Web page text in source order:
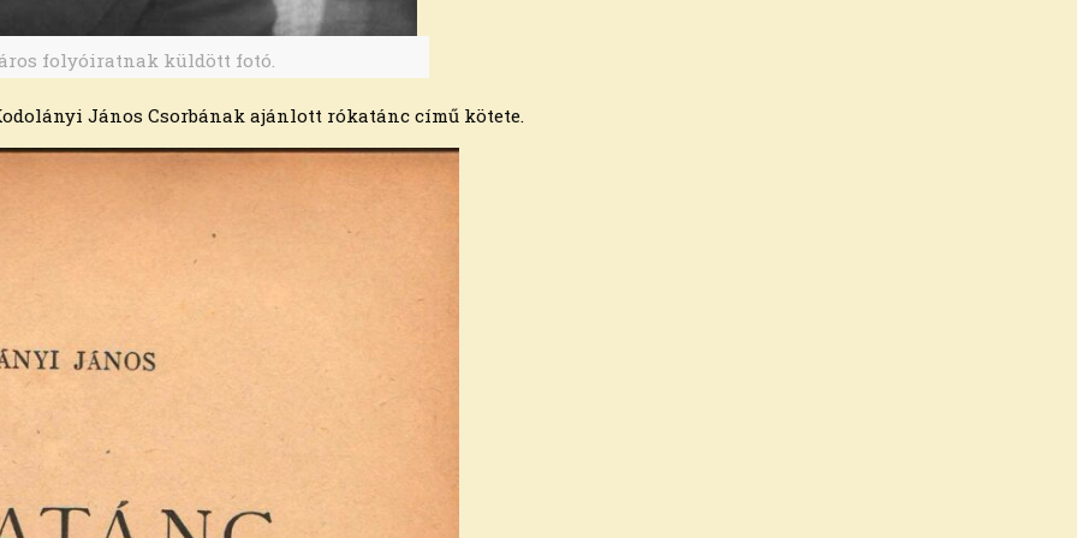
folyóiratnak küldött fotó.
János Csorbának ajánlott rókatánc című kötete.